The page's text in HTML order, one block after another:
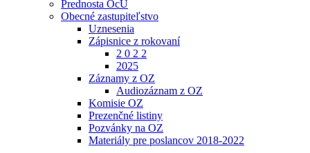
Prednosta OcÚ
Obecné zastupiteľstvo
Uznesenia
Zápisnice z rokovaní
2 0 2 2
2025
Záznamy z OZ
Audiozáznam z OZ
Komisie OZ
Prezenčné listiny
Pozvánky na OZ
Materiály pre poslancov 2018-2022